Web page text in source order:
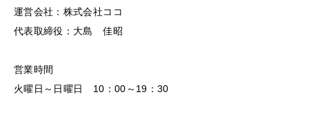
運営会社：株式会社ココ
代表取締役：大島 佳昭
営業時間
火曜日～日曜日 10：00～19：30